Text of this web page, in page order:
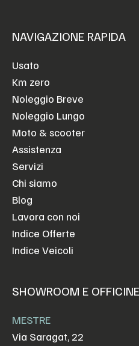
NAVIGAZIONE RAPIDA
Usato
Km zero
Noleggio Breve
Noleggio Lungo
Moto & scooter
Assistenza
Servizi
Chi siamo
Blog
Lavora con noi
Indice Offerte
Indice Veicoli
SHOWROOM E
MESTRE
Via Saragat, 22